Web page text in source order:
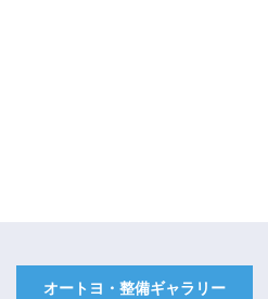
オートヨ・整備ギャラリー